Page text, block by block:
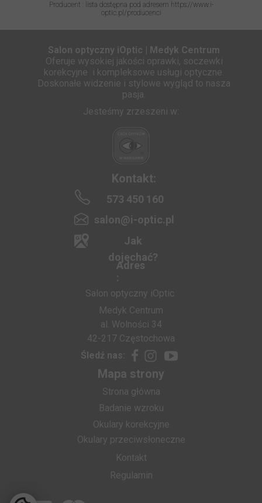
Producent : lista dostępna pod adresem https://www.i-
optic.pl/producenci
Jak
dojechać?
Regulamin
Kontakt
Okulary przeciwsłoneczne
Okulary korekcyjne
Badanie wzroku
Mapa strony
Strona główna
Kontakt:
Jesteśmy zrzeszeni w:
Salon optyczny iOptic | Medyk Centrum
Oferuje wysokiej jakości oprawki, soczewki
korekcyjne i kompleksowe usługi optyczne.
Doskonałe widzenie i stylowe wygląd to nasza
pasja.
Śledź nas:
Adres
:
salon@i-optic.pl
573 450 160
Salon optyczny iOptic
Medyk Centrum
al. Wolności 34
42-217 Częstochowa